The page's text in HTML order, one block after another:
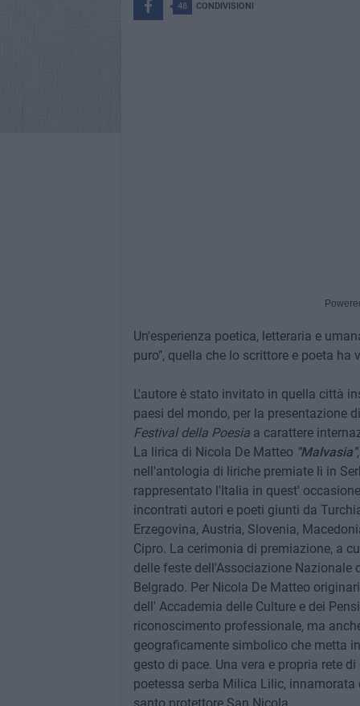
48 CONDIVISIONI
Un'esperienza poetica, letteraria e
puro", quella che lo scrittore e poeta
L'autore è stato invitato in quella città
paesi del mondo, per la presentazione
Festival della Poesiaa carattere
La lirica di Nicola De Matteo "Malvasia"
nell'antologia di liriche premiate lì in
rappresentato l'Italia in quest'
incontrati autori e poeti giunti da
Erzegovina, Austria, Slovenia,
Cipro. La cerimonia di premiazione, a
delle feste dell'Associazione Nazionale
Belgrado. Per Nicola De Matteo
dell' Accademia delle Culture e dei
riconoscimento professionale, ma
geograficamente simbolico che metta
gesto di pace. Una vera e propria rete
poetessa serba Milica Lilic,